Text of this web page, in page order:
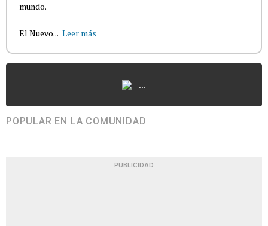
mundo.
El Nuevo... Leer más
...
POPULAR EN LA COMUNIDAD
PUBLICIDAD